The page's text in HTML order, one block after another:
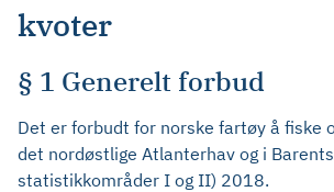
kvoter
§ 1 Generelt forbud
Det er forbudt for norske fartøy å fiske
det nordøstlige Atlanterhav og i
statistikkområder I og II) 2018.